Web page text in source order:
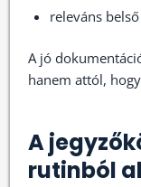
releváns
A jó
hanem attól,
A
rutinból